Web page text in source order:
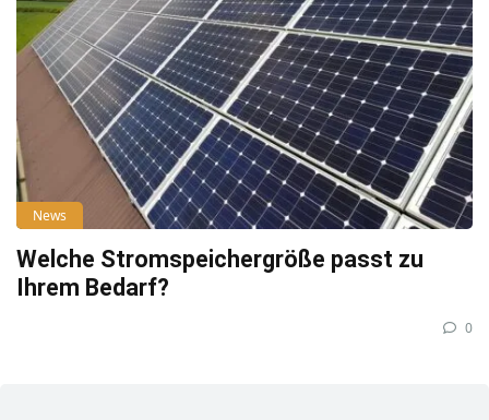
News
Welche Stromspeichergröße passt zu
Ihrem Bedarf?
0